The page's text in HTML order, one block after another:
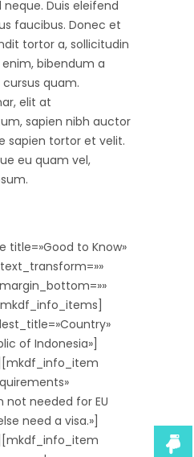
Duis eleifend
faucibus. Donec et
tortor a, sollicitudin
bibendum a
quam.
elit at
sapien nibh auctor
sapien tortor et velit.
eu quam vel,
to Know»
of Indonesia»]
not needed for EU
need a visa.»]